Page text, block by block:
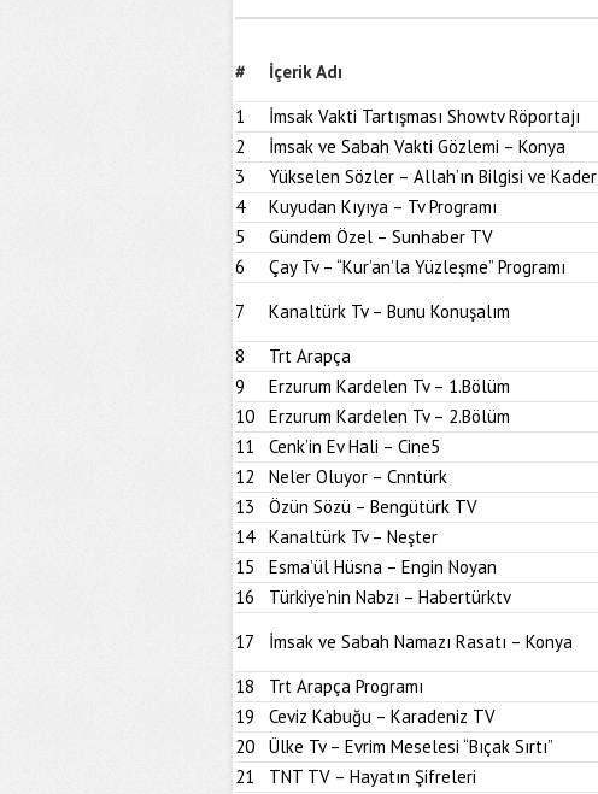
# İçerik Adı
1
İmsak Vakti Tartışması Showtv Röportajı
2
İmsak ve Sabah Vakti Gözlemi – Konya
3
Yükselen Sözler – Allah’ın Bilgisi ve Kader
4
Kuyudan Kıyıya – Tv Programı
5
Gündem Özel – Sunhaber TV
6
Çay Tv – “Kur’an’la Yüzleşme” Programı
7
Kanaltürk Tv – Bunu Konuşalım
8
Trt Arapça
9
Erzurum Kardelen Tv – 1.Bölüm
10
Erzurum Kardelen Tv – 2.Bölüm
11
Cenk’in Ev Hali – Cine5
12
Neler Oluyor – Cnntürk
13
Özün Sözü – Bengütürk TV
14
Kanaltürk Tv – Neşter
15
Esma’ül Hüsna – Engin Noyan
16
Türkiye’nin Nabzı – Habertürktv
17
İmsak ve Sabah Namazı Rasatı – Konya
18
Trt Arapça Programı
19
Ceviz Kabuğu – Karadeniz TV
20
Ülke Tv – Evrim Meselesi “Bıçak Sırtı”
21
TNT TV – Hayatın Şifreleri